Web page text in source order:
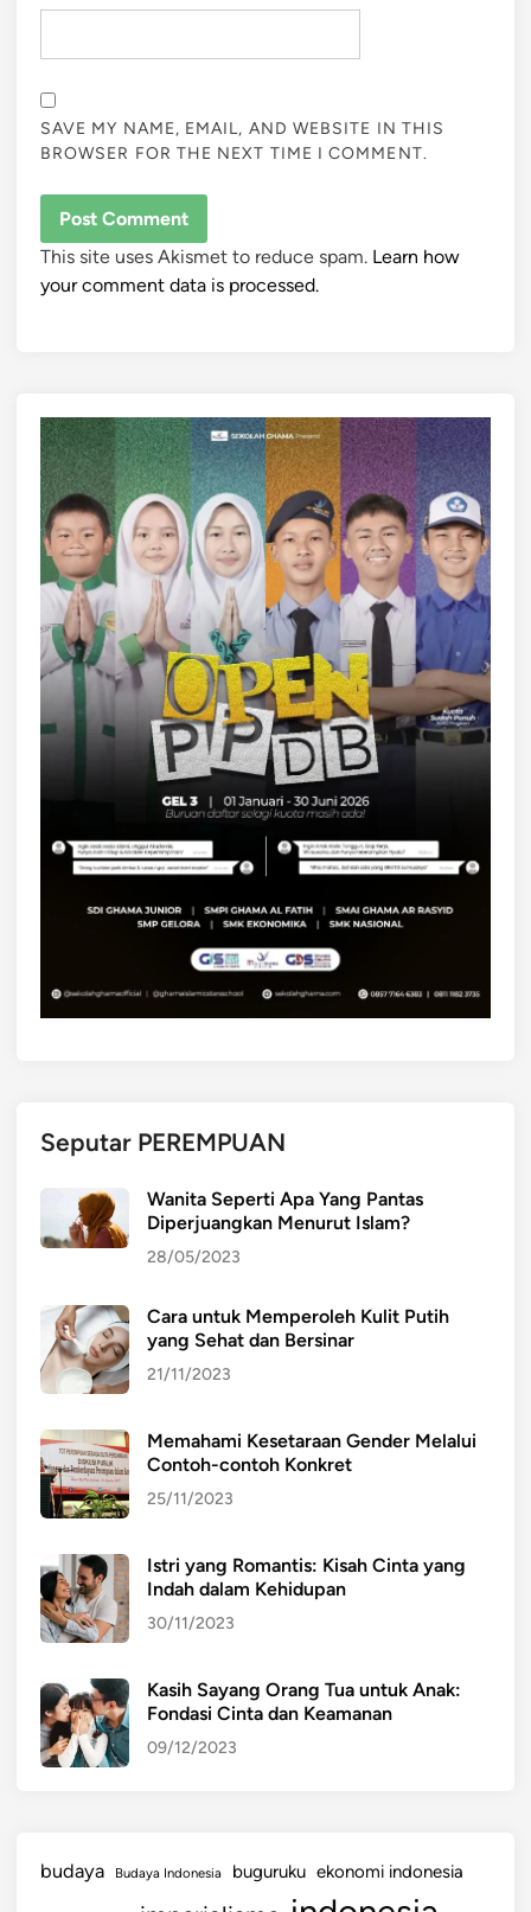
SAVE MY NAME, EMAIL, AND WEBSITE IN THIS
BROWSER FOR THE NEXT TIME I COMMENT.
This site uses Akismet to reduce spam. Learn how
your comment data is processed.
Seputar PEREMPUAN
Wanita Seperti Apa Yang Pantas
Diperjuangkan Menurut Islam?
28/05/2023
Cara untuk Memperoleh Kulit Putih
yang Sehat dan Bersinar
21/11/2023
Memahami Kesetaraan Gender Melalui
Contoh-contoh Konkret
25/11/2023
Istri yang Romantis: Kisah Cinta yang
Indah dalam Kehidupan
30/11/2023
Kasih Sayang Orang Tua untuk Anak:
Fondasi Cinta dan Keamanan
09/12/2023
budaya Budaya Indonesia buguruku ekonomi indonesia